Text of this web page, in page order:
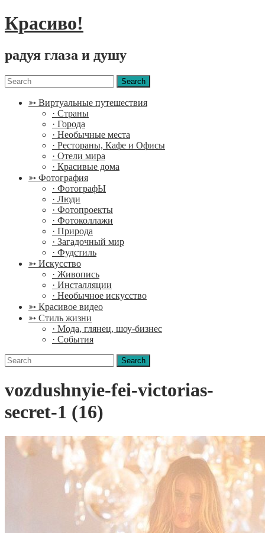
Красиво!
радуя глаза и душу
Menu
Search
for:
➳ Виртуальные путешествия
· Страны
· Города
· Необычные места
· Рестораны, Кафе и Офисы
· Отели мира
· Красивые дома
➳ Фотография
· ФотографЫ
· Люди
· Фотопроекты
· Фотоколлажи
· Природа
· Загадочный мир
· Фудстиль
➳ Искусство
· Живопись
· Инсталляции
· Необычное искусство
➳ Красивое видео
➳ Стиль жизни
· Мода, глянец, шоу-бизнес
· События
Search
for:
vozdushnyie-fei-victorias-
secret-1 (16)